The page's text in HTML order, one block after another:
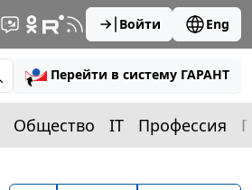
Войти Eng
Перейти в систему ГАРАНТ
Общество IT Профессия